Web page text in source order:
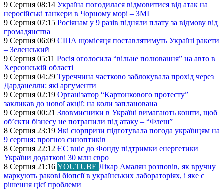
9 Серпня 08:14 Україна погодилася відмовитися від атак на
неросійські танкери в Чорному морі – ЗМІ
9 Серпня 07:15 Росіянам у 9 разів підняли плату за відмову від
громадянства
9 Серпня 06:09 США щомісяця поставлятимуть Україні ракети
– Зеленський
9 Серпня 05:11 Росія оголосила “вільне полювання” на авто в
Херсонській області
9 Серпня 04:29 Туреччина частково заблокувала прохід через
Дарданелли: які аргументи
9 Серпня 02:19 Організатор “Картонкового протесту”
закликав до нової акції: на коли запланована
9 Серпня 00:21 Зловмисники в Україні вимагають кошти, щоб
об’єкти бізнесу не потрапили під атаку – “Флеш”
8 Серпня 23:19 Які сюрпризи підготувала погода українцям на
9 серпня: прогноз синоптиків
8 Серпня 22:12 ЄС вніс до Фонду підтримки енергетики
України додаткові 30 млн євро
8 Серпня 21:16 YOUTUBE Лікар Амалян розповів, як вручну
маркують ракові біопсії в українських лабораторіях, і яке є
рішення цієї проблеми